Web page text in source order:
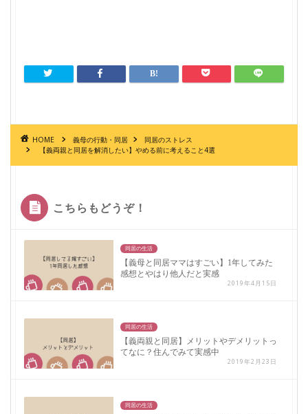
HOME 義母の行動・同居
同居のストレス
【義両親と同居を解消したい】やめる前に考えること4選
こちらもどうぞ！
同居の生活
【義母と同居ママはすごい】1年してみた
感想とやはり他人だと実感
2019年4月15日
同居の生活
【義両親と同居】メリットやデメリットっ
てなに？住んでみて実感中
2019年2月23日
同居の生活